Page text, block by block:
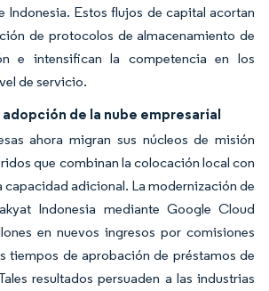
Indonesia. Estos flujos de capital acortan
de protocolos de almacenamiento de
e intensifican la competencia en los
de servicio.
de la nube empresarial
ahora migran sus núcleos de misión
que combinan la colocación local con
capacidad adicional. La modernización de
Indonesia mediante Google Cloud
en nuevos ingresos por comisiones
tiempos de aprobación de préstamos de
resultados persuaden a las industrias